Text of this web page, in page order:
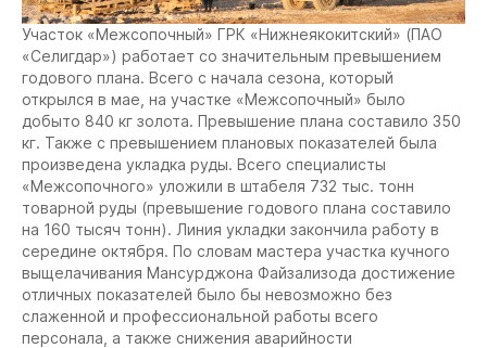
Участок «Межсопочный» ГРК «Нижнеякокитский» (ПАО
«Селигдар») работает со значительным превышением
годового плана. Всего с начала сезона, который
открылся в мае, на участке «Межсопочный» было
добыто 840 кг золота. Превышение плана составило 350
кг. Также с превышением плановых показателей была
произведена укладка руды. Всего специалисты
«Межсопочного» уложили в штабеля 732 тыс. тонн
товарной руды (превышение годового плана составило
на 160 тысяч тонн). Линия укладки закончила работу в
середине октября. По словам мастера участка кучного
выщелачивания Мансурджона Файзализода достижение
отличных показателей было бы невозможно без
слаженной и профессиональной работы всего
персонала, а также снижения аварийности